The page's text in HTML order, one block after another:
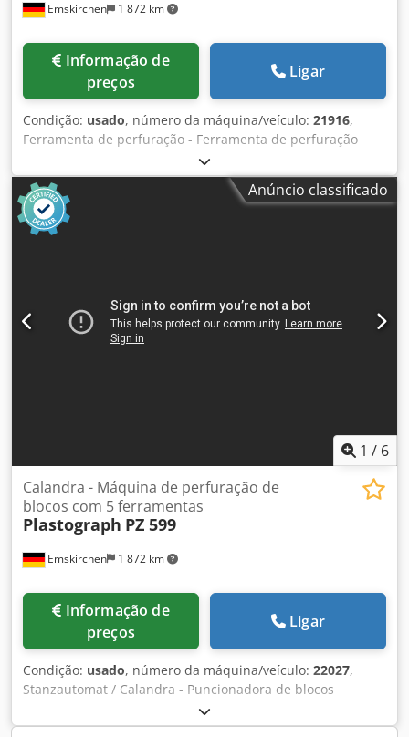
Emskirchen 1 872 km
preços
Ligar
Condição: usado, número da máquina/veículo: 21916,
Ferramenta de perfuração - Ferramenta de perfuração
Tränklein 21916Número de série: 21916 Inspeção por
vídeo online através de vídeo Skype Cjdpfxsh Ax Dko Af Hjrf
Ficaríamos muito satisfeitos com a sua visita - mais
máquinas em stock Disponível de imediato - Pode ser
inspeccionado Emskirchen / Nuremberga - Pode ser
Anúncio classificado
1 / 6
Emskirchen 1 872 km
Calandra - Máquina de perfuração de
blocos com 5 ferramentas
Plastograph PZ 599
preços
Ligar
Condição: usado, número da máquina/veículo: 22027,
Stanzautomat / Calandra - Puncionadora de blocos
Plastograph PZ 599Baujahr / Year 1998 Arbeitsbreite /
Largura de trabalho 120 - 600mm Papierlänge /